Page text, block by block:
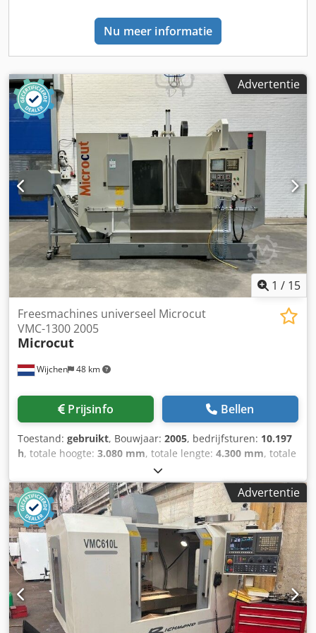
Nu meer informatie
Advertentie
1 / 15
Wijchen 48 km
Freesmachines universeel Microcut
VMC-1300 2005
Microcut
Prijsinfo Bellen
Toestand: gebruikt, Bouwjaar: 2005, bedrijfsturen: 10.197
h, totale hoogte: 3.080 mm, totale lengte: 4.300 mm, totale
, Kleur: Wit Ledig gewicht: 7.000 kg
Prijs: Op aanvraag Crjdpfxjzcmufj Abkof - Bouwjaar: 2005 -
Documentatie aanwezig: Nee - CE markering aanwezig: Ja -
CE certificaat aanwezig: Nee - Serienummer: - Draaiuren:
10197 - Aansturing: CNC - Horizontaal/verticaal:
Horizontaal - Merk aansturing: Fanuc - Type aansturing:
18i-MB - Vermogen [kW]: 38.4 - Aantal assen [st.]: 4 - X-as
verplaatsing [mm]: 1300 - Y-as verplaatsing [mm]: 710 - Z-
as verplaatsing [mm]: 710 - B-as rotatie [°]: 360 -
Tafellengte [mm]: 1500 - Tafelbreedte [mm]: 660 -
Gereedschapsopname: ISO40 - Max. spindelsnelheid
Advertentie